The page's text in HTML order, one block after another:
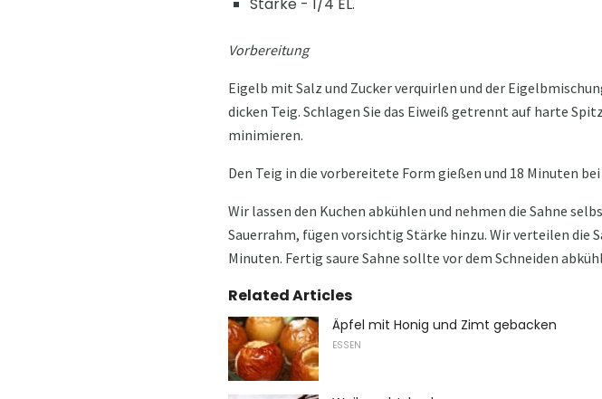
Vorbereitung
Eigelb mit Salz und Zucker verquirlen und der
dicken Teig. Schlagen Sie das Eiweiß getrennt auf harte
minimieren.
Den Teig in die vorbereitete Form gießen und 18 Minuten bei
Wir lassen den Kuchen abkühlen und nehmen die Sahne
Sauerrahm, fügen vorsichtig Stärke hinzu. Wir verteilen die
Minuten. Fertig saure Sahne sollte vor dem Schneiden
Related Articles
Äpfel mit Honig und Zimt gebacken
ESSEN